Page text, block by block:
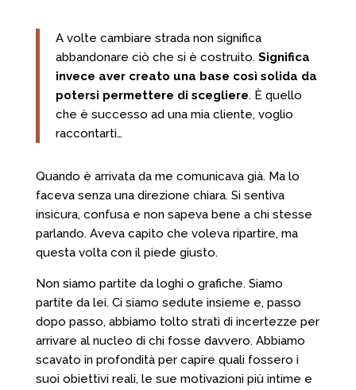
A volte cambiare strada non significa
abbandonare ciò che si è costruito. Significa
invece aver creato una base così solida da
potersi permettere di scegliere. È quello
che è successo ad una mia cliente, voglio
raccontarti…
Quando è arrivata da me comunicava già. Ma lo
faceva senza una direzione chiara. Si sentiva
insicura, confusa e non sapeva bene a chi stesse
parlando. Aveva capito che voleva ripartire, ma
questa volta con il piede giusto.
Non siamo partite da loghi o grafiche. Siamo
partite da lei. Ci siamo sedute insieme e, passo
dopo passo, abbiamo tolto strati di incertezze per
arrivare al nucleo di chi fosse davvero. Abbiamo
scavato in profondità per capire quali fossero i
suoi obiettivi reali, le sue motivazioni più intime e